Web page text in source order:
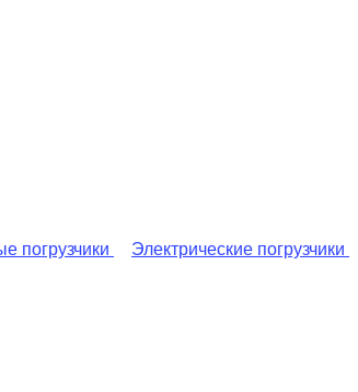
погрузчики Электрические погрузчики